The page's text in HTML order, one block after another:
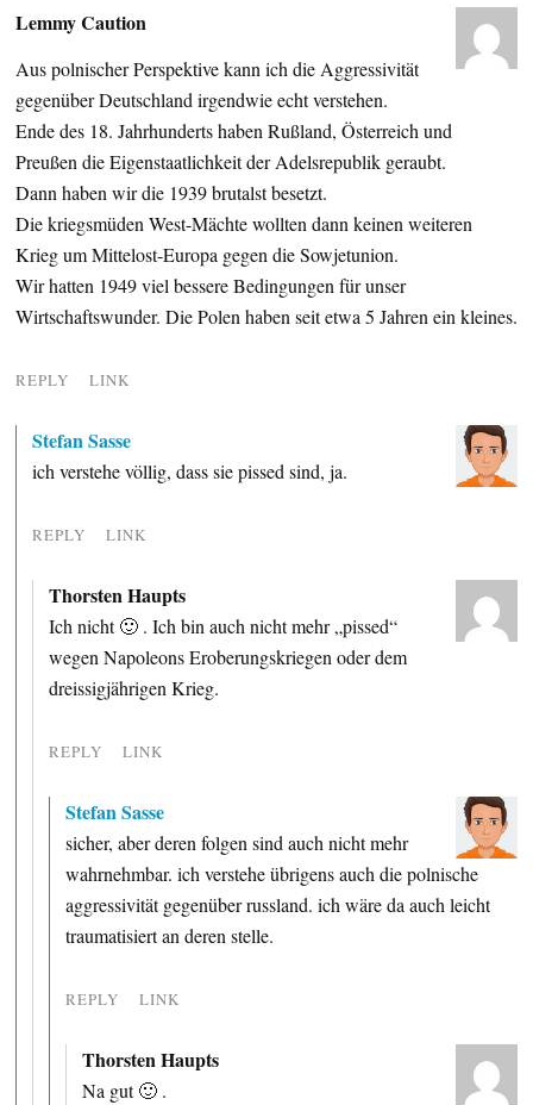
Lemmy Caution
Aus polnischer Perspektive kann ich die Aggressivität
gegenüber Deutschland irgendwie echt verstehen.
Ende des 18. Jahrhunderts haben Rußland, Österreich und
Preußen die Eigenstaatlichkeit der Adelsrepublik geraubt.
Dann haben wir die 1939 brutalst besetzt.
Die kriegsmüden West-Mächte wollten dann keinen weiteren
Krieg um Mittelost-Europa gegen die Sowjetunion.
Wir hatten 1949 viel bessere Bedingungen für unser
Wirtschaftswunder. Die Polen haben seit etwa 5 Jahren ein kleines.
REPLY LINK
Stefan Sasse
ich verstehe völlig, dass sie pissed sind, ja.
REPLY LINK
Thorsten Haupts
Ich nicht 🙂 . Ich bin auch nicht mehr „pissed“
wegen Napoleons Eroberungskriegen oder dem
dreissigjährigen Krieg.
REPLY LINK
Stefan Sasse
sicher, aber deren folgen sind auch nicht mehr
wahrnehmbar. ich verstehe übrigens auch die polnische
aggressivität gegenüber russland. ich wäre da auch leicht
traumatisiert an deren stelle.
REPLY LINK
Thorsten Haupts
Na gut 🙂 .